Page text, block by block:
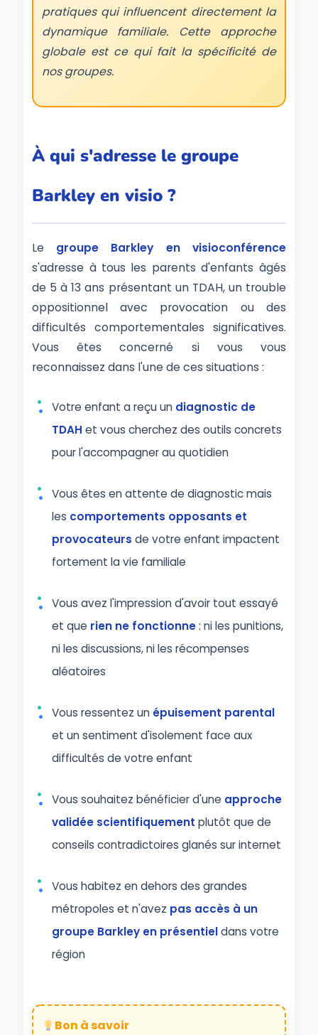
pratiques qui influencent directement la
dynamique familiale. Cette approche
globale est ce qui fait la spécificité de
nos groupes.
À qui s'adresse le groupe
Barkley en visio ?
Le groupe Barkley en visioconférence
s'adresse à tous les parents d'enfants âgés
de 5 à 13 ans présentant un TDAH, un trouble
oppositionnel avec provocation ou des
difficultés comportementales significatives.
Vous êtes concerné si vous vous
reconnaissez dans l'une de ces situations :
Votre enfant a reçu un diagnostic de
TDAH et vous cherchez des outils concrets
pour l'accompagner au quotidien
Vous êtes en attente de diagnostic mais
les comportements opposants et
provocateurs de votre enfant impactent
fortement la vie familiale
Vous avez l'impression d'avoir tout essayé
et que rien ne fonctionne: ni les punitions,
ni les discussions, ni les récompenses
aléatoires
Vous ressentez un épuisement parental
et un sentiment d'isolement face aux
difficultés de votre enfant
Vous souhaitez bénéficier d'une approche
validée scientifiquement plutôt que de
conseils contradictoires glanés sur internet
Vous habitez en dehors des grandes
métropoles et n'avez pas accès à un
groupe Barkley en présentieldans votre
région
Bon à savoir